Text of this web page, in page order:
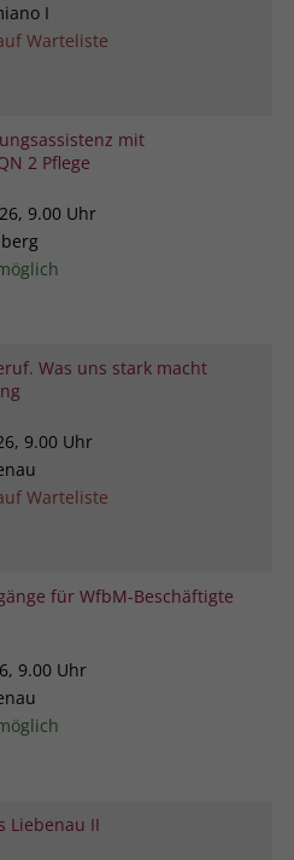
I
Warteliste
mit
2 Pflege
9.00 Uhr
Was uns stark macht
9.00 Uhr
Warteliste
für WfbM-Beschäftigte
9.00 Uhr
Liebenau II